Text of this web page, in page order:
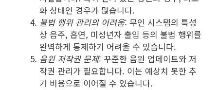
화 상태인 경우가 많습니다.
불법 행위 관리의 어려움: 무인 시스템의 특성
상 음주, 흡연, 미성년자 출입 등의 불법 행위를
완벽하게 통제하기 어려울 수 있습니다.
음원 저작권 문제: 꾸준한 음원 업데이트와 저
작권 관리가 필요합니다. 이는 예상치 못한 추
가 비용으로 이어질 수 있습니다.